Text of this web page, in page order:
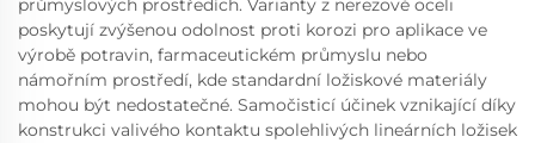
průmyslových prostředích. Varianty z nerezové oceli
poskytují zvýšenou odolnost proti korozi pro aplikace ve
výrobě potravin, farmaceutickém průmyslu nebo
námořním prostředí, kde standardní ložiskové materiály
mohou být nedostatečné. Samočisticí účinek vznikající díky
konstrukci valivého kontaktu spolehlivých lineárních ložisek